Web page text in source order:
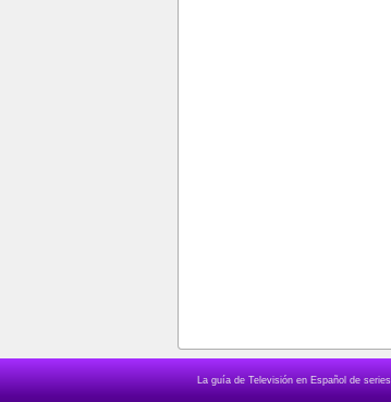
La guía de Televisión en Español de